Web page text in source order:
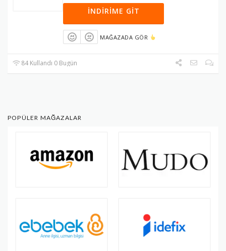
İNDIRIME GIT
MAĞAZADA GÖR
84 Kullandı 0 Bugün
POPÜLER MAĞAZALAR